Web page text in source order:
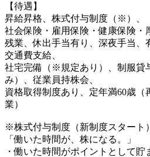
【待遇】
昇給昇格、株式付与制度（※）、
社会保険・雇用保険・健康保険・
残業、休出手当有り、深夜手当、
交通費支給、
社宅完備（※規定あり）、制服貸
み）、従業員持株会、
資格取得制度あり、定年満60歳（
業）
※株式付与制度（新制度スタート）
「働いた時間が、株になる。」
・働いた時間がポイントとして